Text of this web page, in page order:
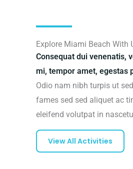
Explore Miami Beach With
Consequat dui venenatis,
mi, tempor amet, egestas
Odio nam nibh turpis ut
fames sed sed aliquet ac
eleifend volutpat in
View All Activities